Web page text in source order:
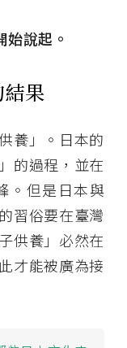
說起。
果
養」。日本的
的過程，並在
。但是日本與
習俗要在臺灣
供養」必然在
才能被廣為接